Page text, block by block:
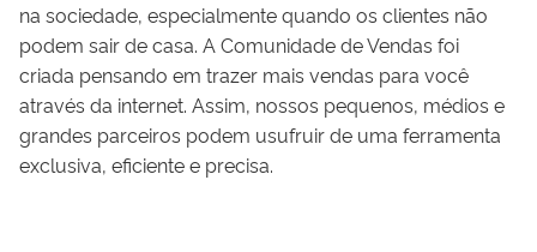
na sociedade, especialmente quando os clientes não
podem sair de casa. A Comunidade de Vendas foi
criada pensando em trazer mais vendas para você
através da internet. Assim, nossos pequenos, médios e
grandes parceiros podem usufruir de uma ferramenta
exclusiva, eficiente e precisa.